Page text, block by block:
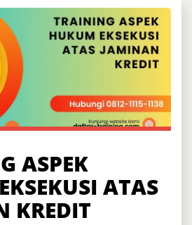
ASPEK
ATAS
KREDIT